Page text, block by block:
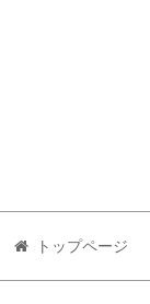
トップページ